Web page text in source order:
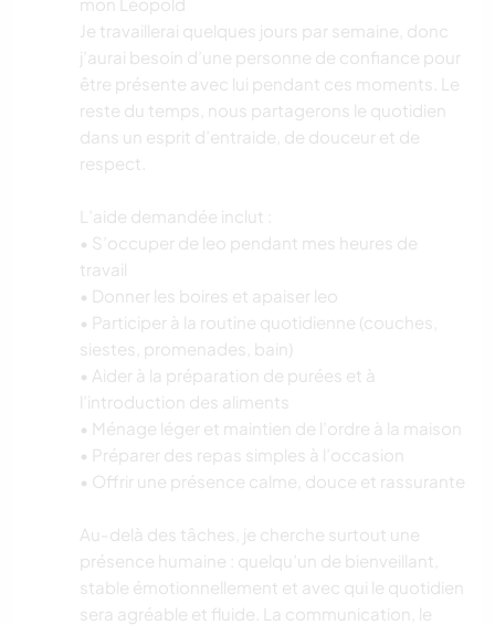
Je travaillerai quelques jours par semaine, donc
j’aurai besoin d’une personne de confiance pour
être présente avec lui pendant ces moments. Le
reste du temps, nous partagerons le quotidien
dans un esprit d’entraide, de douceur et de
respect.
L’aide demandée inclut :
• S’occuper de leo pendant mes heures de
travail
• Donner les boires et apaiser leo
• Participer à la routine quotidienne (couches,
siestes, promenades, bain)
• Aider à la préparation de purées et à
l’introduction des aliments
• Ménage léger et maintien de l’ordre à la maison
• Préparer des repas simples à l’occasion
• Offrir une présence calme, douce et rassurante
Au-delà des tâches, je cherche surtout une
présence humaine : quelqu’un de bienveillant,
stable émotionnellement et avec qui le quotidien
sera agréable et fluide. La communication, le